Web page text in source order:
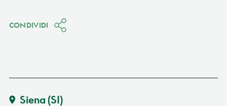
CONDIVIDI
Siena (SI)